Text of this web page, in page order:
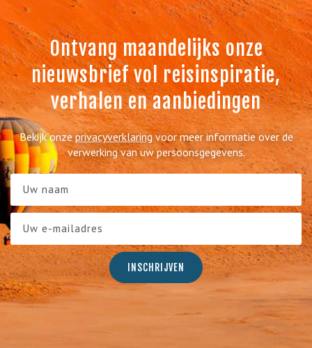
Ontvang maandelijks onze
nieuwsbrief vol reisinspiratie,
verhalen en aanbiedingen
Bekijk onzeprivacyverklaringvoor meer informatie over de
verwerking van uw persoonsgegevens.